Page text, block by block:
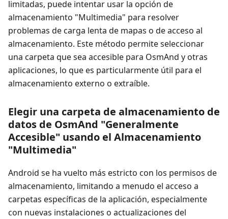
limitadas, puede intentar usar la opción de
almacenamiento "Multimedia" para resolver
problemas de carga lenta de mapas o de acceso al
almacenamiento. Este método permite seleccionar
una carpeta que sea accesible para OsmAnd y otras
aplicaciones, lo que es particularmente útil para el
almacenamiento externo o extraíble.
Elegir una carpeta de almacenamiento de
datos de OsmAnd "Generalmente
Accesible" usando el Almacenamiento
"Multimedia"
Android se ha vuelto más estricto con los permisos de
almacenamiento, limitando a menudo el acceso a
carpetas específicas de la aplicación, especialmente
con nuevas instalaciones o actualizaciones del